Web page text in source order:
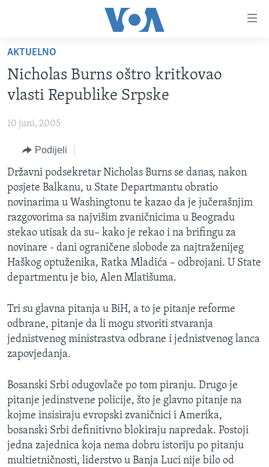
glavni
sadržaj
Pređi
na
glavnu
navigaciju
pretragu
TV PROGRAM
VIDEO
FOTOGRAFIJE DANA
VIJESTI
SJEDINJENE AMERIČKE DRŽAVE
BOSNA I HERCEGOVINA
SVIJET
NAUKA I TEHNOLOGIJA
SPECIJALNI PROJEKTI
KORUPCIJA
SLOBODA MEDIJA
ŽENSKA STRANA
IZBJEGLIČKA STRANA
MAGAZIN
O GLASU AMERIKE
Learning English
Jezici
AKTUELNO
Nicholas Burns oštro kritkovao
vlasti Republike Srpske
10 juni, 2005
Podijeli
Državni podsekretar Nicholas Burns se danas, nakon
posjete Balkanu, u State Departmantu obratio
novinarima u Washingtonu te kazao da je jučerašnjim
razgovorima sa najvišim zvaničnicima u Beogradu
stekao utisak da su– kako je rekao i na brifingu za
novinare - dani ograničene slobode za najtraženijeg
Haškog optuženika, Ratka Mladića – odbrojani. U State
departmentu je bio, Alen Mlatišuma.
Tri su glavna pitanja u BiH, a to je pitanje reforme
odbrane, pitanje da li mogu stvoriti stvaranja
jednistvenog ministrastva odbrane i jednistvenog lanca
zapovjedanja.
Bosanski Srbi odugovlače po tom piranju. Drugo je
pitanje jedinstvene policije, što je glavno pitanje na
kojme insisiraju evropski zvaničnici i Amerika,
bosanski Srbi definitivno blokiraju napredak. Postoji
jedna zajednica koja nema dobru istoriju po pitanju
multietničnosti, liderstvo u Banja Luci nije bilo od